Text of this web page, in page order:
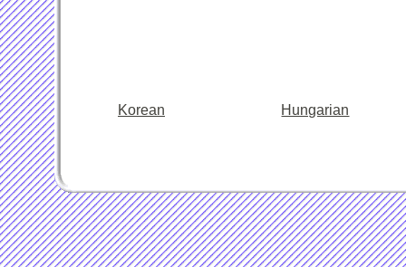
Korean Hungarian